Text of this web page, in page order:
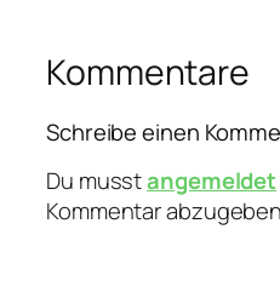
Kommentare
Schreibe einen
Du musstangemeldet
Kommentar